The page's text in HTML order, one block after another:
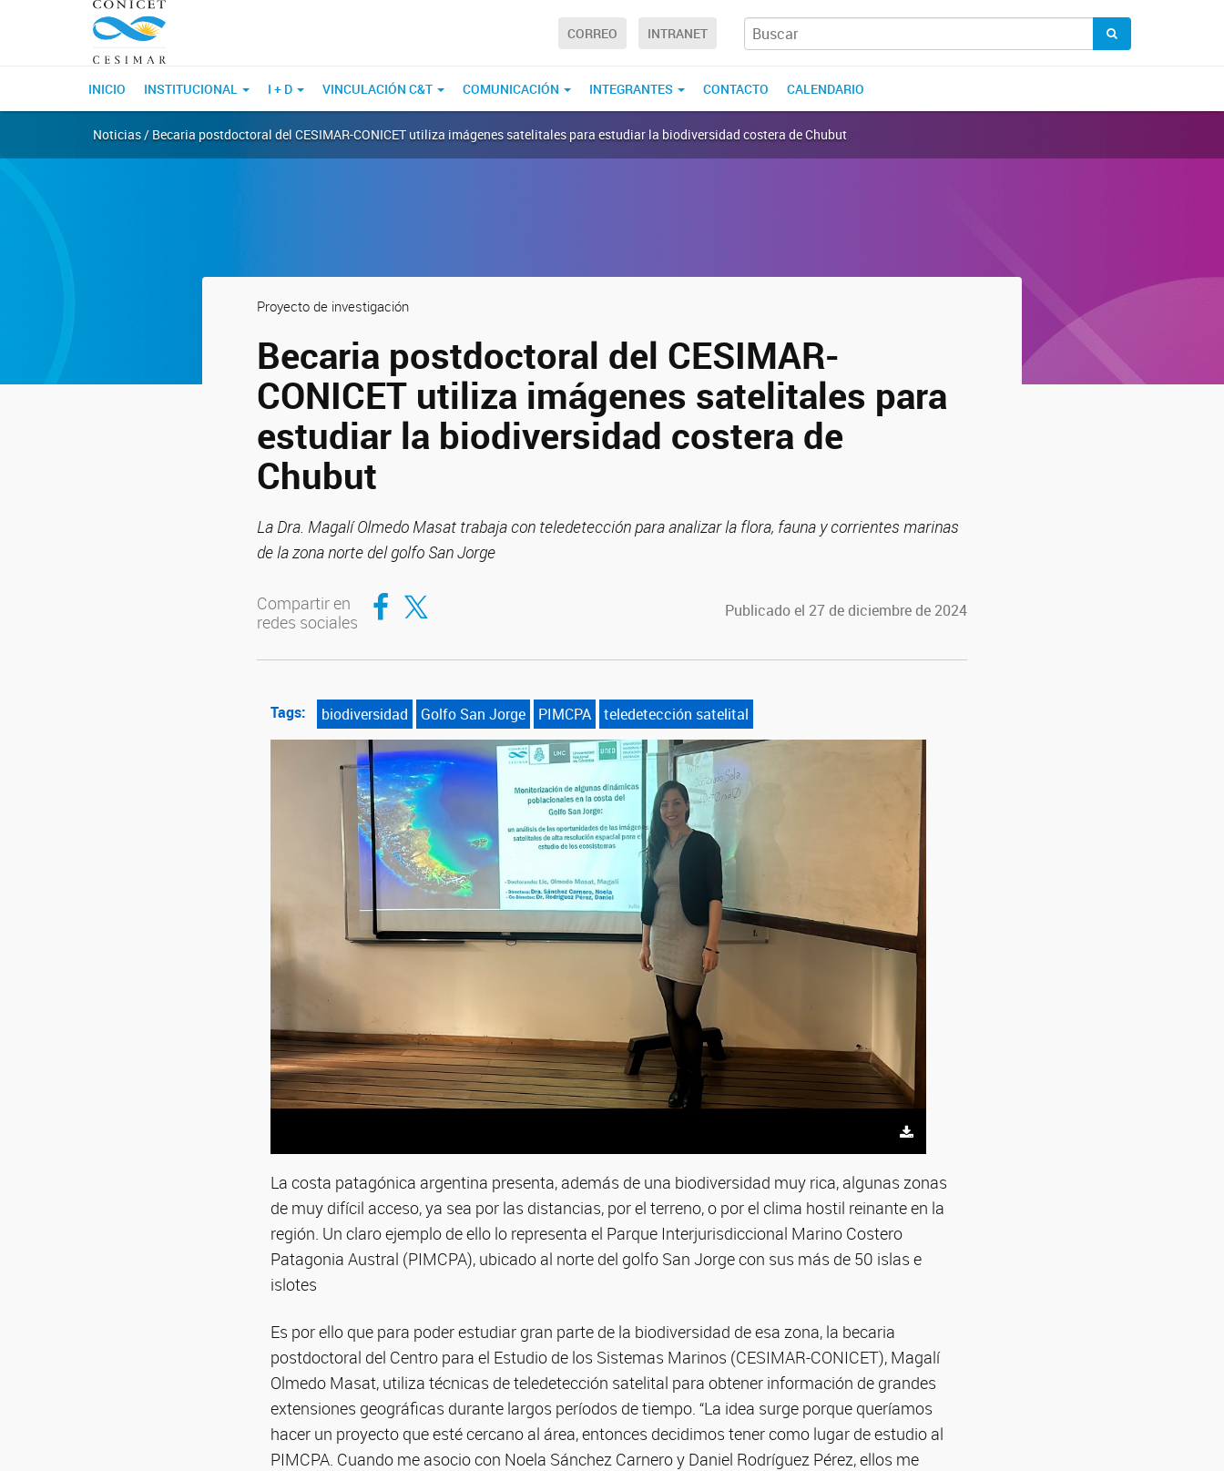
CORREO INTRANET
INICIO INSTITUCIONAL I + D VINCULACIÓN C&T COMUNICACIÓN INTEGRANTES CONTACTO CALENDARIO
Noticias / Becaria postdoctoral del CESIMAR-CONICET utiliza imágenes satelitales para estudiar la biodiversidad costera de Chubut
Proyecto de investigación
Becaria postdoctoral del CESIMAR-
CONICET utiliza imágenes satelitales para
estudiar la biodiversidad costera de
Chubut
La Dra. Magalí Olmedo Masat trabaja con teledetección para analizar la flora, fauna y corrientes marinas
de la zona norte del golfo San Jorge
Compartir en
redes sociales
Compartir en Facebook
Compartir en Twitter Publicado el 27 de diciembre de 2024
Tags: biodiversidad Golfo San Jorge PIMCPA teledetección satelital
La costa patagónica argentina presenta, además de una biodiversidad muy rica, algunas zonas
de muy difícil acceso, ya sea por las distancias, por el terreno, o por el clima hostil reinante en la
región. Un claro ejemplo de ello lo representa el Parque Interjurisdiccional Marino Costero
Patagonia Austral (PIMCPA), ubicado al norte del golfo San Jorge con sus más de 50 islas e
islotes
Es por ello que para poder estudiar gran parte de la biodiversidad de esa zona, la becaria
postdoctoral del Centro para el Estudio de los Sistemas Marinos (CESIMAR-CONICET), Magalí
Olmedo Masat, utiliza técnicas de teledetección satelital para obtener información de grandes
extensiones geográficas durante largos períodos de tiempo. “La idea surge porque queríamos
hacer un proyecto que esté cercano al área, entonces decidimos tener como lugar de estudio al
PIMCPA. Cuando me asocio con Noela Sánchez Carnero y Daniel Rodríguez Pérez, ellos me